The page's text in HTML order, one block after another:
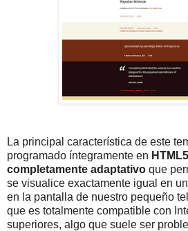
La principal característica de este
programado íntegramente en HTML5
completamente adaptativo que
se visualice exactamente igual en
en la pantalla de nuestro pequeño
que es totalmente compatible con
superiores, algo que suele ser